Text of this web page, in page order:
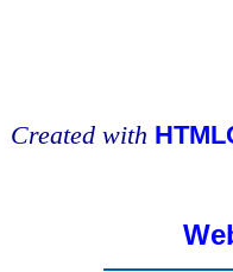
Created with